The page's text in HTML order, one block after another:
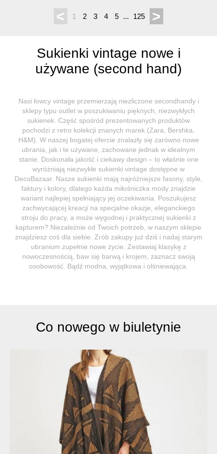
< 1 2 3 4 5 ... 125 >
Sukienki vintage nowe i
używane (second hand)
Nasi łowcy vintage przemierzają niezliczone secondhandy i
sklepy typu outlet w poszukiwaniu pięknych, niezwykłych
sukienek. Część spośród prezentowanych produktów
pochodzi z retro kolekcji znanych marek (Zara, Bershka,
H&M). W naszej bogatej ofercie znalazły się zarówno nowe
ubrania, jak i te używane, zachowane jednak w idealnym
stanie. Doskonała jakość i ciekawy design – to właśnie one
wyróżniają niezwykłe sukienki vintage dostępne w
DecoBazaar. Nasze sukienki mają najróżniejsze fasony, style,
faktury i kolory, dlatego każda miłośniczka mody znajdzie
wariant najlepiej spełniający jej oczekiwania. Poszukujesz
zachwycającej kreacji na specjalne okazje, eleganckiego
stroju do pracy, a może wygodnej i praktycznej sukienki z
kapturem? Niezależnie od Twoich potrzeb, w naszym sklepie
znajdziesz coś dla siebie. Zrób zakupy już dziś i nadaj starym
ubraniom zupełnie nowe życie. Zestawiaj klasykę z
nowoczesnością, baw się barwą i krojem, zaznacz swoją
osobowość. Bądź modna, wyjątkowa i olśniewająca.
Co nowego w biuletynie